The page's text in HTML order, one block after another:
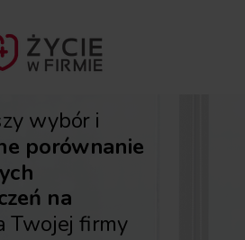
wybór i
porównanie
na
Twojej firmy